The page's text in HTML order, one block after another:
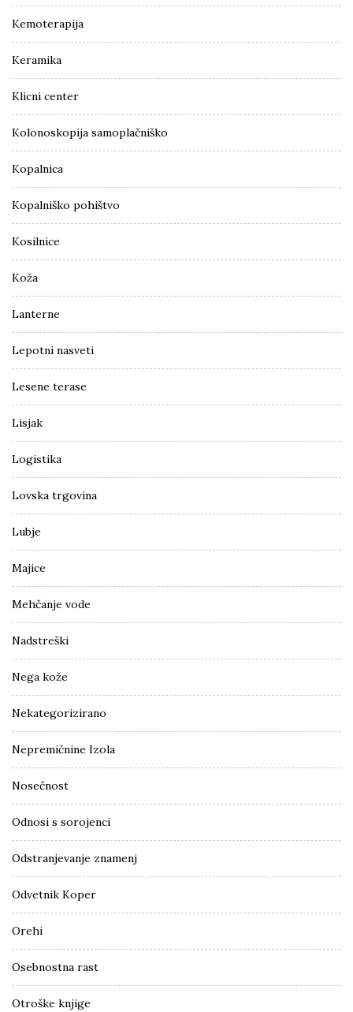
Kemoterapija
Keramika
Klicni center
Kolonoskopija samoplačniško
Kopalnica
Kopalniško pohištvo
Kosilnice
Koža
Lanterne
Lepotni nasveti
Lesene terase
Lisjak
Logistika
Lovska trgovina
Lubje
Majice
Mehčanje vode
Nadstreški
Nega kože
Nekategorizirano
Nepremičnine Izola
Nosečnost
Odnosi s sorojenci
Odstranjevanje znamenj
Odvetnik Koper
Orehi
Osebnostna rast
Otroške knjige